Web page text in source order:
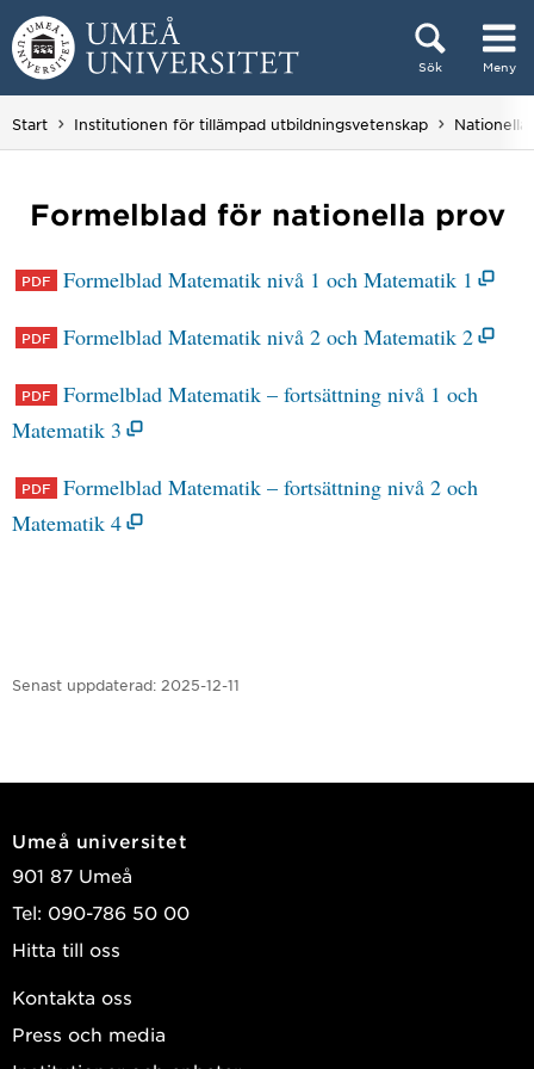
Hoppa direkt till innehållet
Sök Meny
Huvudmenyn dold.
Start Institutionen för tillämpad utbildningsvetenskap
Formelblad för nationella prov
Formelblad Matematik nivå 1 och Matematik 1
Formelblad Matematik nivå 2 och Matematik 2
Formelblad Matematik – fortsättning nivå 1 och
Matematik 3
Formelblad Matematik – fortsättning nivå 2 och
Matematik 4
Senast uppdaterad: 2025-12-11
Umeå universitet
901 87 Umeå
Tel: 090-786 50 00
Hitta till oss
Kontakta oss
Press och media